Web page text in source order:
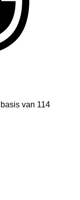
van 114